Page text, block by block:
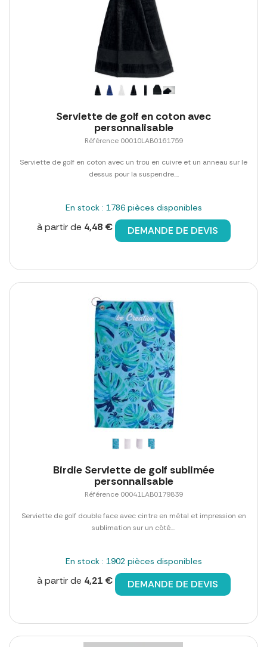
Serviette de golf en coton avec
personnalisable
Référence 00010LAB0161759
Serviette de golf en coton avec un trou en cuivre et un anneau sur le
dessus pour la suspendre....
En stock : 1786 pièces disponibles
à partir de 4,48 € DEMANDE DE DEVIS
Birdie Serviette de golf sublimée
personnalisable
Référence 00041LAB0179839
Serviette de golf double face avec cintre en métal et impression en
sublimation sur un côté....
En stock : 1902 pièces disponibles
à partir de 4,21 € DEMANDE DE DEVIS